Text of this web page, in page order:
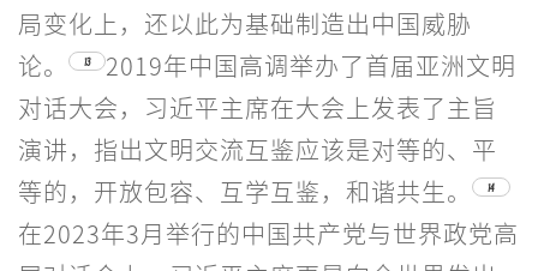
局变化上，还以此为基础制造出中国威胁
论。
13
2019年中国高调举办了首届亚洲文明
对话大会，习近平主席在大会上发表了主旨
演讲，指出文明交流互鉴应该是对等的、平
等的，开放包容、互学互鉴，和谐共生。
14
在2023年3月举行的中国共产党与世界政党高